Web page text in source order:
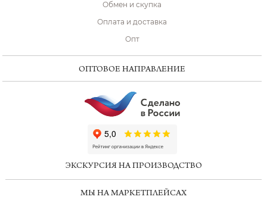
Обмен и скупка
Оплата и доставка
Опт
ОПТОВОЕ НАПРАВЛЕНИЕ
ЭКСКУРСИЯ НА ПРОИЗВОДСТВО
МЫ НА МАРКЕТПЛЕЙСАХ